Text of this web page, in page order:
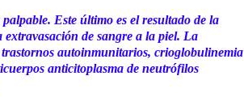
Este último es el resultado de la
extravasación de sangre a la piel. La
autoinmunitarios, crioglobulinemia
anticitoplasma de neutrófilos